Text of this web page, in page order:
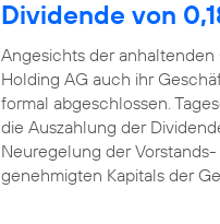
Dividende von
Angesichts der
Holding AG auch ihr
formal abgeschlossen.
die Auszahlung der
Neuregelung der
genehmigten Kapitals der